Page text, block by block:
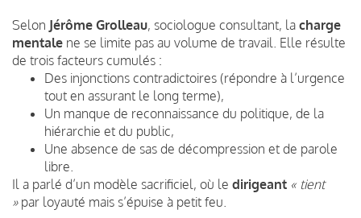
Selon Jérôme Grolleau, sociologue consultant, la charge
mentale ne se limite pas au volume de travail. Elle résulte
de trois facteurs cumulés :
Des injonctions contradictoires (répondre à l’urgence
tout en assurant le long terme),
Un manque de reconnaissance du politique, de la
hiérarchie et du public,
Une absence de sas de décompression et de parole
libre.
Il a parlé d’un modèle sacrificiel, où le dirigeant « tient
»par loyauté mais s’épuise à petit feu.